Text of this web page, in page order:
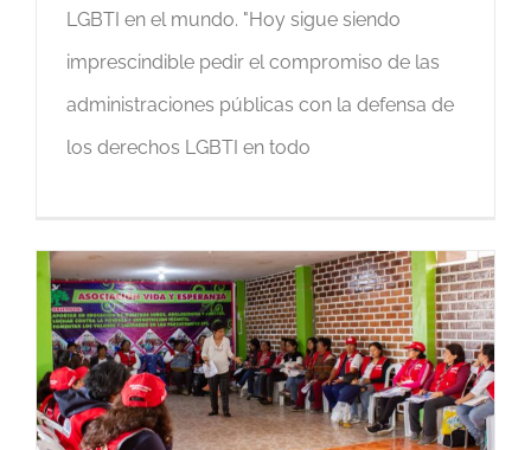
LGBTI en el mundo. "Hoy sigue siendo
imprescindible pedir el compromiso de las
administraciones públicas con la defensa de
los derechos LGBTI en todo